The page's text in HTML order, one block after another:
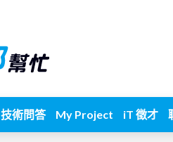
技術問答 My Project iT 徵才